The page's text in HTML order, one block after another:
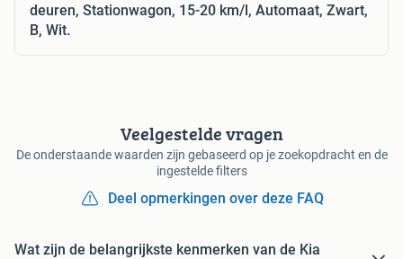
deuren, Stationwagon, 15-20 km/l, Automaat, Zwart,
B, Wit.
Veelgestelde vragen
De onderstaande waarden zijn gebaseerd op je zoekopdracht en de
ingestelde filters
Deel opmerkingen over deze FAQ
Wat zijn de belangrijkste kenmerken van de Kia